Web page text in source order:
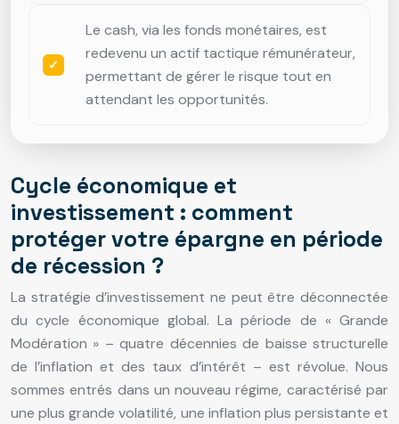
Le cash, via les fonds monétaires, est
redevenu un actif tactique rémunérateur,
permettant de gérer le risque tout en
attendant les opportunités.
Cycle économique et
investissement : comment
protéger votre épargne en période
de récession ?
La stratégie d’investissement ne peut être déconnectée
du cycle économique global. La période de « Grande
Modération » – quatre décennies de baisse structurelle
de l’inflation et des taux d’intérêt – est révolue. Nous
sommes entrés dans un nouveau régime, caractérisé par
une plus grande volatilité, une inflation plus persistante et